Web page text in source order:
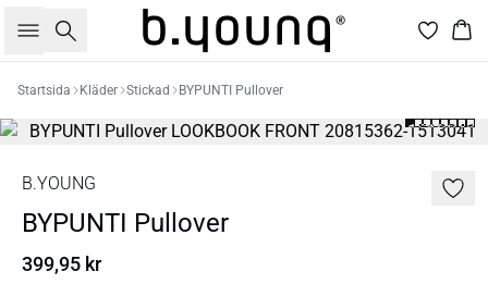
Sök
Startsida Kläder Stickad BYPUNTI Pullover
B.YOUNG
BYPUNTI Pullover
399,95 kr